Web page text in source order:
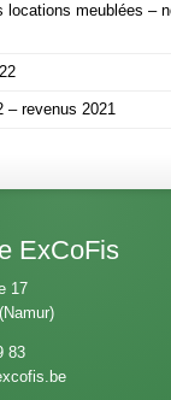
locations meublées –
– revenus 2021
ExCoFis
17
83